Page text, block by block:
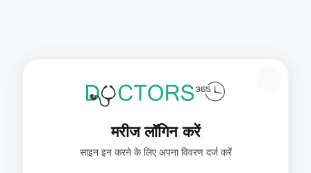
मरीज लॉगिन करें
साइन इन करने के लिए अपना विवरण दर्ज करें